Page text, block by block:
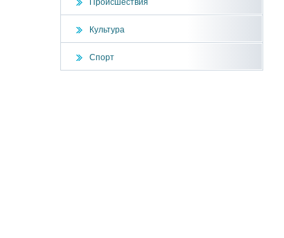
Происшествия
Культура
Спорт